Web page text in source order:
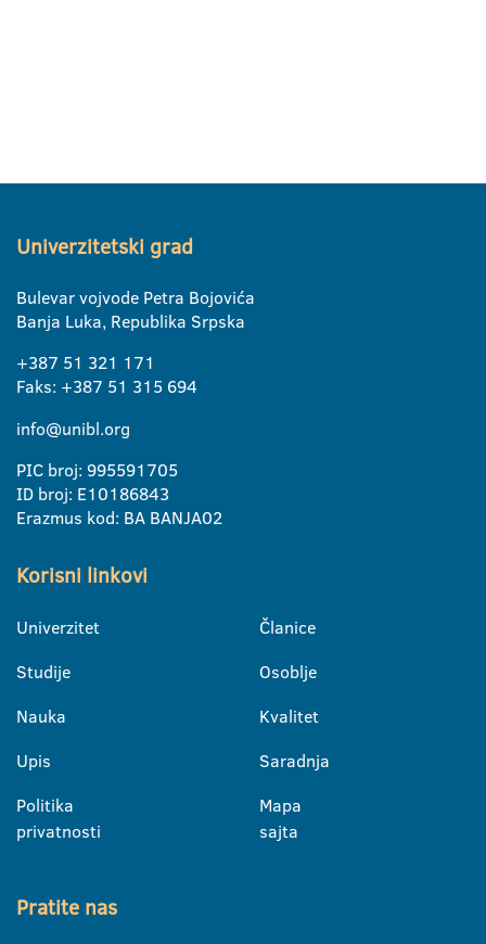
Univerzitetski grad
Bulevar vojvode Petra Bojovića
Banja Luka, Republika Srpska
+387 51 321 171
Faks: +387 51 315 694
info@unibl.org
PIC broj: 995591705
ID broj: E10186843
Erazmus kod: BA BANJA02
Korisni linkovi
Univerzitet
Studije
Nauka
Upis
Politika
privatnosti
Članice
Osoblje
Kvalitet
Saradnja
Mapa
sajta
Pratite nas